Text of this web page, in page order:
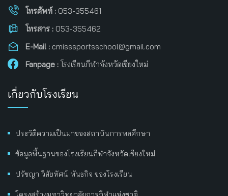
โทรศัพท์ : 053-355461
โทรสาร : 053-355462
E-Mail : cmisssportsschool@gmail.com
Fanpage : โรงเรียนกีฬาจังหวัดเชียงใหม่
เกี่ยวกับโรงเรียน
ประวัติความเป็นมาของสถาบันการพลศึกษา
ข้อมูลพื้นฐานของโรงเรียนกีฬาจังหวัดเชียงใหม่
ปรัชญา วิสัยทัศน์ พันธกิจ ของโรงเรียน